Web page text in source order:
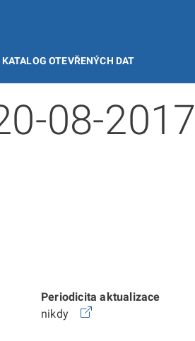
OTEVŘENÝCH DAT
08-2017
Periodicita aktualizace
nikdy